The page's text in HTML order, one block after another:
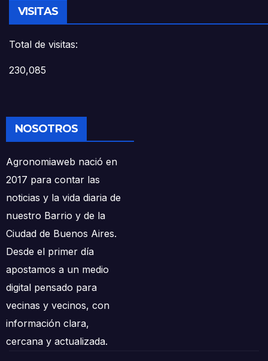
VISITAS
Total de visitas:
230,085
NOSOTROS
Agronomiaweb nació en
2017 para contar las
noticias y la vida diaria de
nuestro Barrio y de la
Ciudad de Buenos Aires.
Desde el primer día
apostamos a un medio
digital pensado para
vecinas y vecinos, con
información clara,
cercana y actualizada.